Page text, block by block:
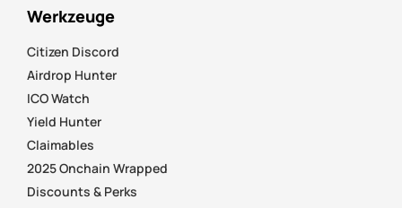
Werkzeuge
Citizen Discord
Airdrop Hunter
ICO Watch
Yield Hunter
Claimables
2025 Onchain Wrapped
Discounts & Perks